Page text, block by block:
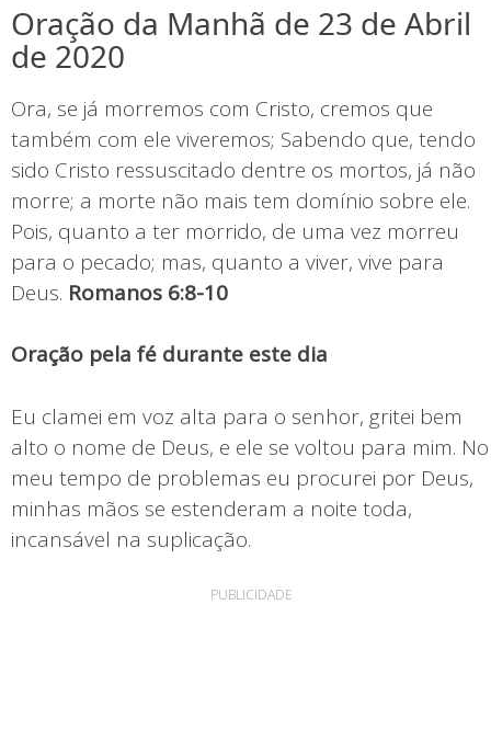
Oração da Manhã de 23 de Abril
de 2020
Ora, se já morremos com Cristo, cremos que
também com ele viveremos; Sabendo que, tendo
sido Cristo ressuscitado dentre os mortos, já não
morre; a morte não mais tem domínio sobre ele.
Pois, quanto a ter morrido, de uma vez morreu
para o pecado; mas, quanto a viver, vive para
Deus. Romanos 6:8-10
Oração pela fé durante este dia
Eu clamei em voz alta para o senhor, gritei bem
alto o nome de Deus, e ele se voltou para mim. No
meu tempo de problemas eu procurei por Deus,
minhas mãos se estenderam a noite toda,
incansável na suplicação.
PUBLICIDADE